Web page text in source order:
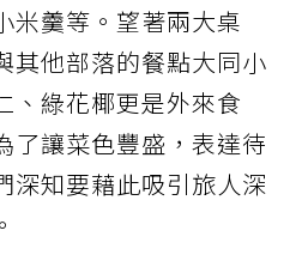
米羹等。望著兩大桌
其他部落的餐點大同小
、綠花椰更是外來食
了讓菜色豐盛，表達待
深知要藉此吸引旅人深